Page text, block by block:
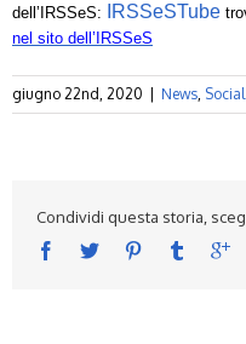
dell’IRSSeS:
IRSSeSTube
nel sito dell’IRSSeS
giugno 22nd, 2020 News, Social
Condividi questa storia,